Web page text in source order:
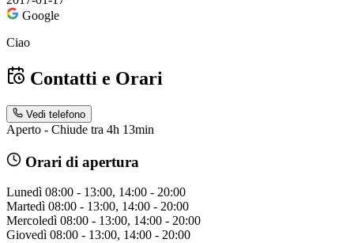
Google
Ciao
Contatti e Orari
Vedi telefono
Aperto - Chiude tra 4h 13min
Orari di apertura
Lunedì 08:00 - 13:00, 14:00 - 20:00
Martedì 08:00 - 13:00, 14:00 - 20:00
Mercoledì 08:00 - 13:00, 14:00 - 20:00
Giovedì 08:00 - 13:00, 14:00 - 20:00